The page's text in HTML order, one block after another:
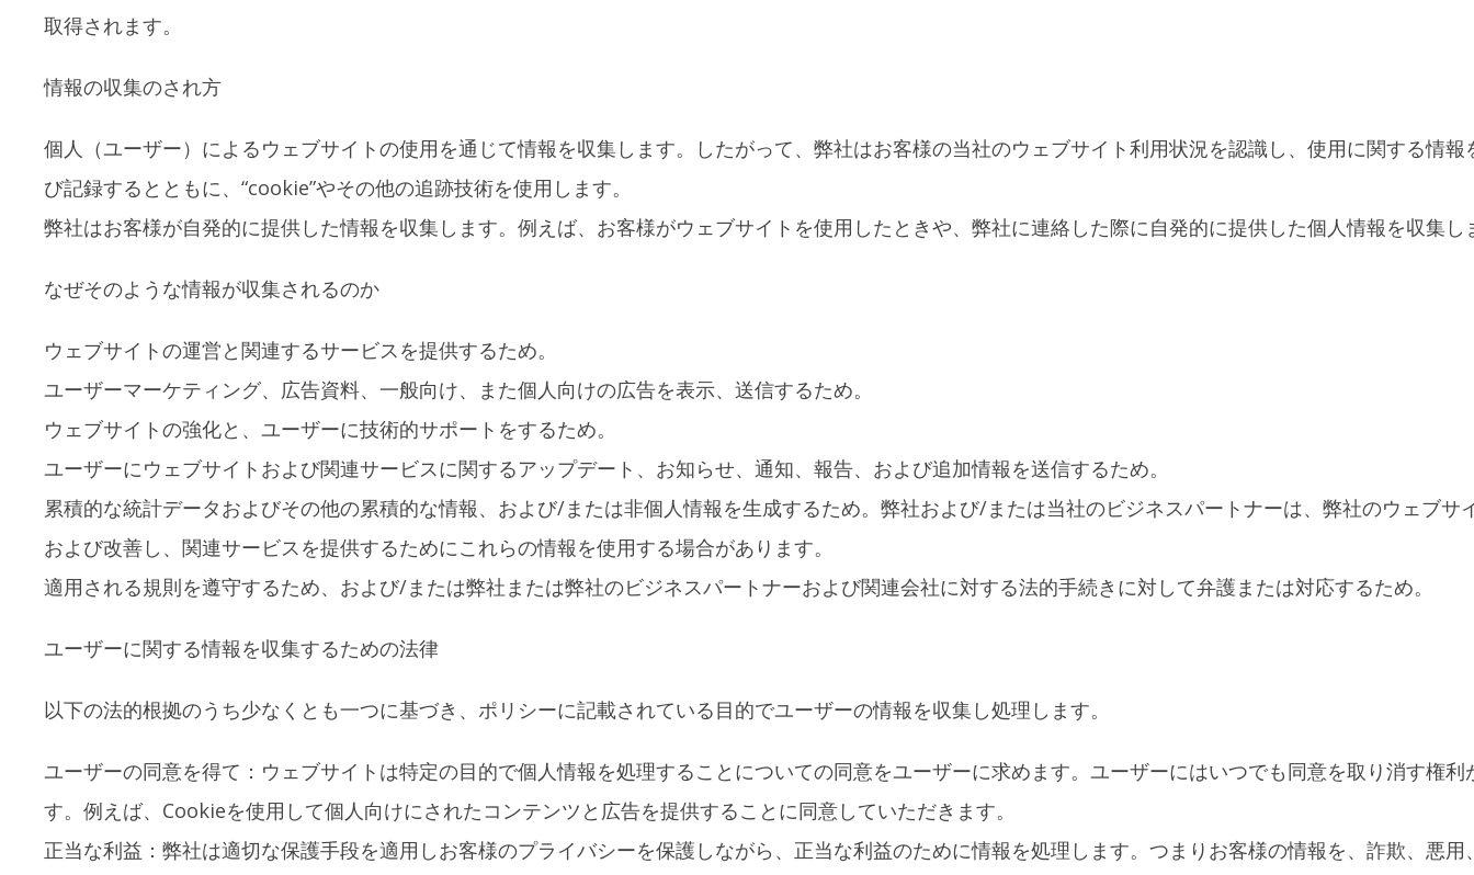
取得されます。
情報の収集のされ方
個人（ユーザー）によるウェブサイトの使用を通じて情報を収集します。したがって、弊社はお客様の当社のウェブサイト利用状況を認識し、使用に関する情報
び記録するとともに、“cookie”やその他の追跡技術を使用します。
弊社はお客様が自発的に提供した情報を収集します。例えば、お客様がウェブサイトを使用したときや、弊社に連絡した際に自発的に提供した個人情報を収集し
なぜそのような情報が収集されるのか
ウェブサイトの運営と関連するサービスを提供するため。
ユーザーマーケティング、広告資料、一般向け、また個人向けの広告を表示、送信するため。
ウェブサイトの強化と、ユーザーに技術的サポートをするため。
ユーザーにウェブサイトおよび関連サービスに関するアップデート、お知らせ、通知、報告、および追加情報を送信するため。
累積的な統計データおよびその他の累積的な情報、および/または非個人情報を生成するため。弊社および/または当社のビジネスパートナーは、弊社のウェブサ
および改善し、関連サービスを提供するためにこれらの情報を使用する場合があります。
適用される規則を遵守するため、および/または弊社または弊社のビジネスパートナーおよび関連会社に対する法的手続きに対して弁護または対応するため。
ユーザーに関する情報を収集するための法律
以下の法的根拠のうち少なくとも一つに基づき、ポリシーに記載されている目的でユーザーの情報を収集し処理します。
ユーザーの同意を得て：ウェブサイトは特定の目的で個人情報を処理することについての同意をユーザーに求めます。ユーザーにはいつでも同意を取り消す権利
す。例えば、Cookieを使用して個人向けにされたコンテンツと広告を提供することに同意していただきます。
正当な利益：弊社は適切な保護手段を適用しお客様のプライバシーを保護しながら、正当な利益のために情報を処理します。つまりお客様の情報を、詐欺、悪用